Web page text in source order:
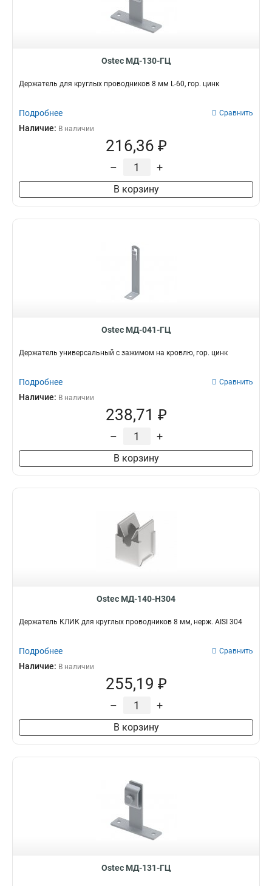
Ostec МД-130-ГЦ
Держатель для круглых проводников 8 мм L-60, гор. цинк
Подробнее Сравнить
Наличие: В наличии
216,36 ₽
– +
В корзину
Ostec МД-041-ГЦ
Держатель универсальный с зажимом на кровлю, гор. цинк
Подробнее Сравнить
Наличие: В наличии
238,71 ₽
– +
В корзину
Ostec МД-140-Н304
Держатель КЛИК для круглых проводников 8 мм, нерж. AISI 304
Подробнее Сравнить
Наличие: В наличии
255,19 ₽
– +
В корзину
Ostec МД-131-ГЦ